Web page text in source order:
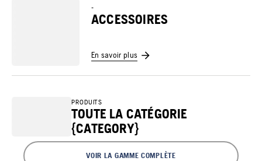
-
ACCESSOIRES
En savoir plus
PRODUITS
TOUTE LA CATÉGORIE
{CATEGORY}
VOIR LA GAMME COMPLÈTE